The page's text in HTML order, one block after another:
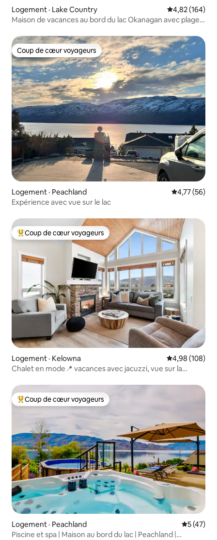
Logement · Lake Country Note
4,82 (164)
Maison de vacances au bord du lac Okanagan avec plage
Coup de cœur voyageurs
Coup de cœur voyageurs
Logement · Peachland Note
4,77 (56)
Expérience avec vue sur le lac
Coup de cœur voyageurs parmi les plus aimés
Coup de cœur voyageurs
Logement · Kelowna Note
4,98 (108)
Chalet en mode📍 vacances avec jacuzzi, vue sur la
Coup de cœur voyageurs parmi les plus aimés
Coup de cœur voyageurs
Logement · Peachland Note
5 (47)
Piscine et spa | Maison au bord du lac | Peachland |